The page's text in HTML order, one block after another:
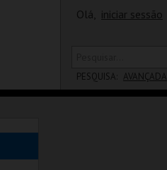
Olá, iniciar sessão
PESQUISA: AVANÇADA